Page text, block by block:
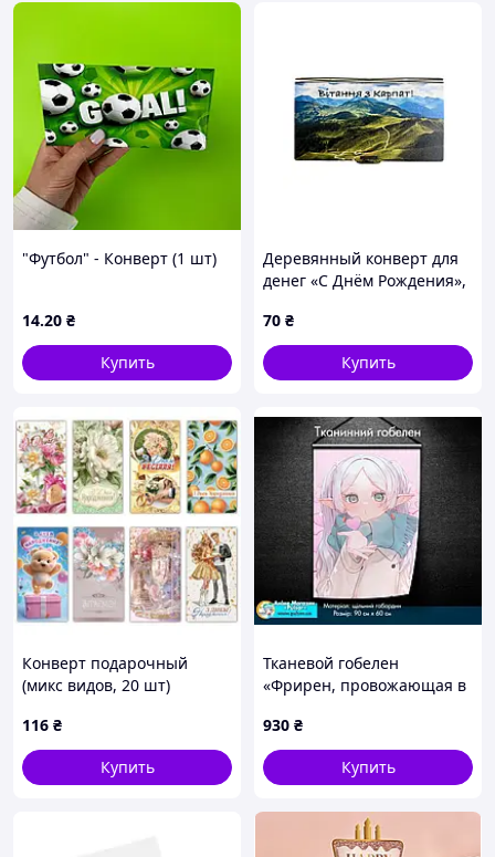
"Футбол" - Конверт (1 шт)
14.20 ₴
Купить
Деревянный конверт для
денег «С Днём Рождения»,
70 ₴
Купить
Конверт подарочный
(микс видов, 20 шт)
116 ₴
Купить
Тканевой гобелен
«Фрирен, провожающая в
no Frieren» - tape 9
930 ₴
Купить